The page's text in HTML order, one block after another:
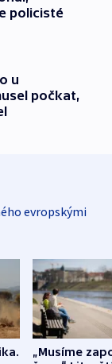
policisté
u
počkat,
evropskými
„Musíme